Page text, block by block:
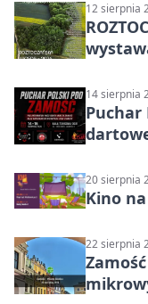
12 sierpnia
14 sierpnia
Puchar
20 sierpnia
Kino
22 sierpnia